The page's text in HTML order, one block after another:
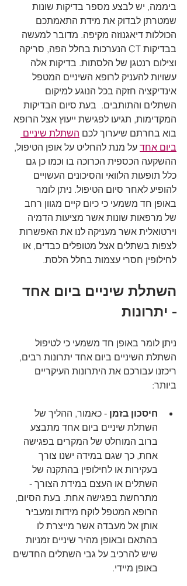
ביממה, יש לבצע מספר בדיקות שונות
שמטרתן לבדוק את מידת התאמתכם
הכוללות דיאגנוזה מקיפה. מדובר למעשה
בבדיקות CT הנערכות בחלל הפה, סריקה
וצילום רנטגן של הלסתות. בדיקות אלה
עשויות להעניק לרופא השיניים המטפל
אינדיקציה חזקה בכל הנוגע למיקום
השתלים והתותבים.  בעת סיום הבדיקות
המקדימות, תגיעו לפגישת ייעוץ אצל הרופא
בוא בחרתם שיערוך לכם השתלת שיניים
ביום אחד על מנת להחליט על אופן הטיפול,
ההשקעה הכספית הכרוכה בו וכמו כן גם
כלל תופעות הלוואי והסיכונים העשויים
להופיע לאחר סיום הטיפול. ניתן לומר
באופן חד משמעי כי כיום קיים מגוון רחב
של מרפאות שונות אשר מציעות הדמיה
וירטואלית אשר מעניקה לנו את האפשרות
לצפות בשתלים אצל מטופלים כבדים, או
לחילופין חסרי עצמות בחלל הלסת.
השתלת שיניים ביום אחד
- יתרונות
ניתן לומר באופן חד משמעי כי לטיפול
השתלת השיניים ביום אחד יתרונות רבים,
ריכזנו עבורכם את היתרונות העיקריים
ביותר:
חיסכון בזמן - כאמור, ההליך של
השתלת שיניים ביום אחד מתבצע
ברוב המוחלט של המקרים בפגישה
אחת, כך שגם במידה ישנו צורך
בעקירות או לחילופין בהתקנה של
השתלים או העצם במידת הצורך -
מתרחשת בפגישה אחת. בעת הסיום,
הרופא המטפל לוקח מידות ומעביר
אותן אל מעבדה אשר מייצרת לו
בהתאם ובאופן מהיר שיניים זמניות
שיש להרכיב על גבי השתלים החדשים
באופן מיידי.